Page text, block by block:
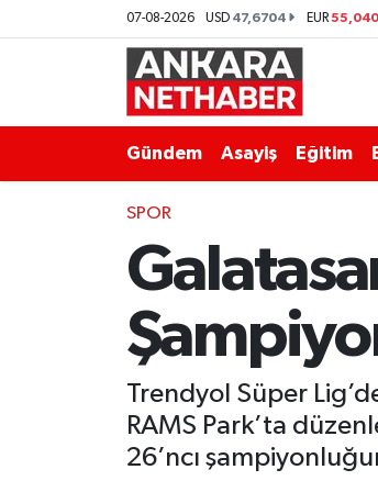
07-08-2026 USD 47,6704 EUR
Gündem Asayiş Eğitim
SPOR
Trendyol Süper
RAMS Park’ta
26’ncı
Ekonomi
Kim Kimdir Nereli
Resmi İlanlar
Ankara Hava Durumu
Tüm Manşetler
Son Dakika Haberleri
Haber Arşivi